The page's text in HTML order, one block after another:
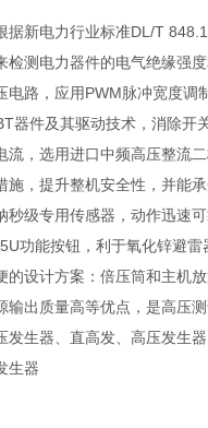
据新电力行业标准DL/T
检测电力器件的电气绝缘强度
电路，应用PWM脉冲宽度
器件及其驱动技术，消除开
流，选用进口中频高压整流
施，提升整机安全性，并能
秒级专用传感器，动作迅速
功能按钮，利于氧化锌避雷
的设计方案：倍压筒和主机
输出质量高等优点，是高压测
发生器、直高发、高压发生
生器